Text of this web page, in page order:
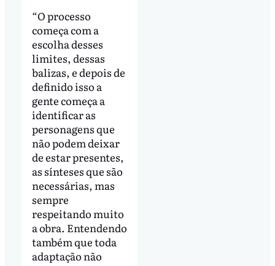
“O processo
começa com a
escolha desses
limites, dessas
balizas, e depois de
definido isso a
gente começa a
identificar as
personagens que
não podem deixar
de estar presentes,
as sínteses que são
necessárias, mas
sempre
respeitando muito
a obra. Entendendo
também que toda
adaptação não